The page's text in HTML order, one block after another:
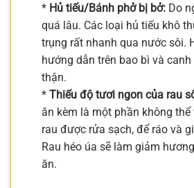
* Hủ tiếu/Bánh phở bị bở: Do
quá lâu. Các loại hủ tiếu khô
trụng rất nhanh qua nước sôi.
hướng dẫn trên bao bì và
thận.
* Thiếu độ tươi ngon của rau
ăn kèm là một phần không
rau được rửa sạch, để ráo và
Rau héo úa sẽ làm giảm
ăn.